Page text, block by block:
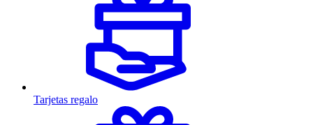
Tarjetas regalo